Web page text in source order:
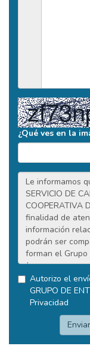
¿Qué ves en la
Autorizo el
GRUPO DE
Privacidad